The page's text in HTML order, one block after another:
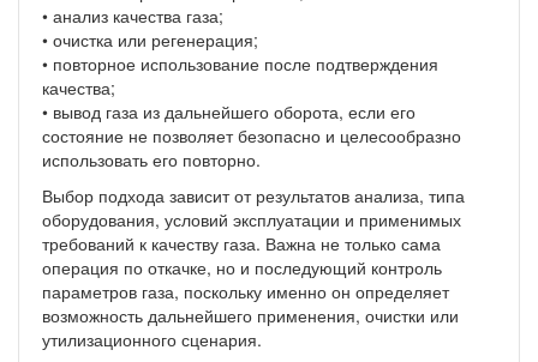
• анализ качества газа;
• очистка или регенерация;
• повторное использование после подтверждения
качества;
• вывод газа из дальнейшего оборота, если его
состояние не позволяет безопасно и целесообразно
использовать его повторно.
Выбор подхода зависит от результатов анализа, типа
оборудования, условий эксплуатации и применимых
требований к качеству газа. Важна не только сама
операция по откачке, но и последующий контроль
параметров газа, поскольку именно он определяет
возможность дальнейшего применения, очистки или
утилизационного сценария.